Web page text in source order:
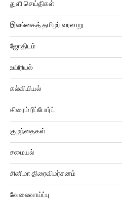
இலங்கைத் தமிழர் வரலாறு
ஜோதிடம்
உயிரியல்
கல்வியியல்
கிரைம் ரிப்போர்ட்
குழந்தைகள்
சமையல்
சினிமா திரைவிமர்சனம்
வேலைவாய்ப்பு